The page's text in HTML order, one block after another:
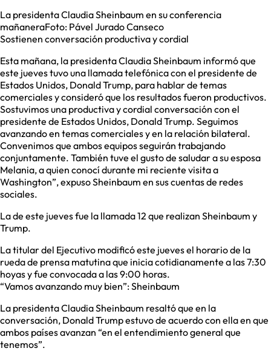
La presidenta Claudia Sheinbaum en su conferencia
mañaneraFoto: Pável Jurado Canseco
Sostienen conversación productiva y cordial
Esta mañana, la presidenta Claudia Sheinbaum informó que
este jueves tuvo una llamada telefónica con el presidente de
Estados Unidos, Donald Trump, para hablar de temas
comerciales y consideró que los resultados fueron productivos.
Sostuvimos una productiva y cordial conversación con el
presidente de Estados Unidos, Donald Trump. Seguimos
avanzando en temas comerciales y en la relación bilateral.
Convenimos que ambos equipos seguirán trabajando
conjuntamente. También tuve el gusto de saludar a su esposa
Melania, a quien conocí durante mi reciente visita a
Washington”, expuso Sheinbaum en sus cuentas de redes
sociales.
La de este jueves fue la llamada 12 que realizan Sheinbaum y
Trump.
La titular del Ejecutivo modificó este jueves el horario de la
rueda de prensa matutina que inicia cotidianamente a las 7:30
hoyas y fue convocada a las 9:00 horas.
“Vamos avanzando muy bien”: Sheinbaum
La presidenta Claudia Sheinbaum resaltó que en la
conversación, Donald Trump estuvo de acuerdo con ella en que
ambos países avanzan “en el entendimiento general que
tenemos”.